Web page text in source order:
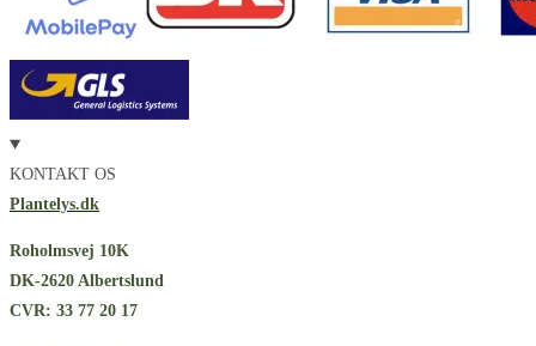
KONTAKT OS
Plantelys.dk
Roholmsvej 10K
DK-2620 Albertslund
CVR: 33 77 20 17